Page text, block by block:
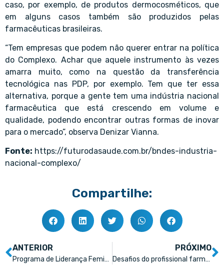
caso, por exemplo, de produtos dermocosméticos, que
em alguns casos também são produzidos pelas
farmacêuticas brasileiras.
“Tem empresas que podem não querer entrar na política
do Complexo. Achar que aquele instrumento às vezes
amarra muito, como na questão da transferência
tecnológica nas PDP, por exemplo. Tem que ter essa
alternativa, porque a gente tem uma indústria nacional
farmacêutica que está crescendo em volume e
qualidade, podendo encontrar outras formas de inovar
para o mercado”, observa Denizar Vianna.
Fonte: https://futurodasaude.com.br/bndes-industria-
nacional-complexo/
Compartilhe:
ANTERIOR
Programa de Liderança Feminina quer promover equidade na indústria farmacêutica
PRÓXIMO
Desafios do profissional farmacêutico